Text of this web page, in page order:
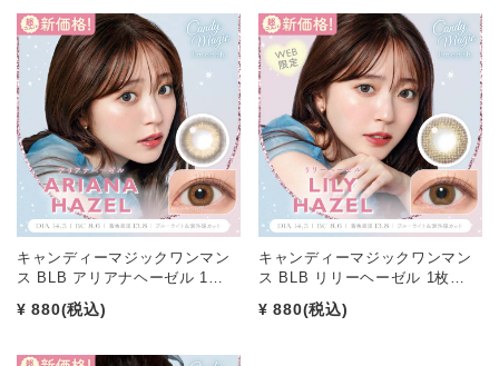
キャンディーマジックワンマン
ス BLB アリアナヘーゼル 1…
¥ 880(税込)
キャンディーマジックワンマン
ス BLB リリーヘーゼル 1枚…
¥ 880(税込)